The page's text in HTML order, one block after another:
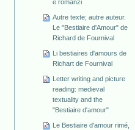
e romanzi
Autre texte; autre auteur.
Le "Bestiaire d'Amour" de
Richard de Fournival
Li bestiaires d'amours de
Richart de Fournival
Letter writing and picture
reading: medieval
textuality and the
"Bestiaire d'amour"
Le Bestiaire d'amour rimé,